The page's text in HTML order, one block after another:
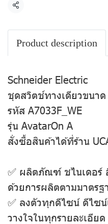
แชร์
Product description
Schneider Electric
ชุดสวิตช์ทางเดียวขนา
รหัส A7033F_WE
รุ่น AvatarOn A
สั่งซื้อสินค้าได้ที่ร้าน
✅ ผลิตภัณฑ์ ชไนเดอร์
ด้วยการผลิตตามมาตรฐ
✅ ลงตัวทุกดีไซน์ ดีไซน์
วางใจในทุกรายละเอียด